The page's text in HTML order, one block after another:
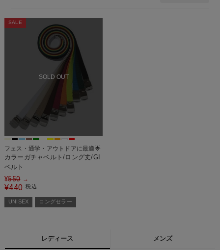
SOLD OUT
SALE
フェス・通学・アウトドアに最適🌟
カラーガチャベルト/ロング丈/GI
ベルト
¥550 →
¥440 税込
UNISEX ロングセラー
レディース メンズ